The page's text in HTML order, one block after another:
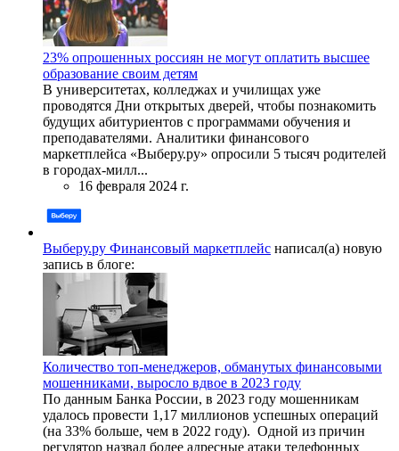
23% опрошенных россиян не могут оплатить высшее
образование своим детям
В университетах, колледжах и училищах уже
проводятся Дни открытых дверей, чтобы познакомить
будущих абитуриентов с программами обучения и
преподавателями. Аналитики финансового
маркетплейса «Выберу.ру» опросили 5 тысяч родителей
в городах-милл...
16 февраля 2024 г.
Выберу.ру Финансовый маркетплейс написал(а) новую
запись в блоге:
Количество топ-менеджеров, обманутых финансовыми
мошенниками, выросло вдвое в 2023 году
По данным Банка России, в 2023 году мошенникам
удалось провести 1,17 миллионов успешных операций
(на 33% больше, чем в 2022 году). Одной из причин
регулятор назвал более адресные атаки телефонных